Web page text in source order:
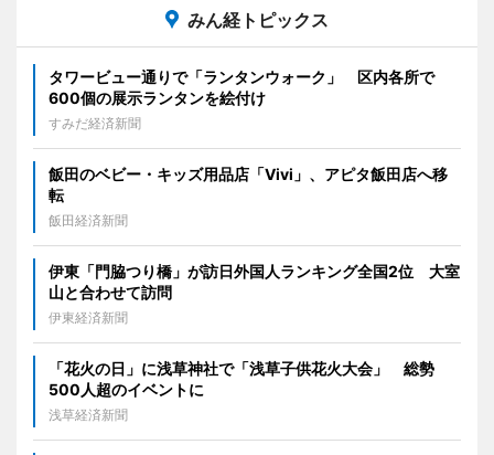
みん経トピックス
タワービュー通りで「ランタンウォーク」 区内各所で
600個の展示ランタンを絵付け
すみだ経済新聞
飯田のベビー・キッズ用品店「Vivi」、アピタ飯田店へ移
転
飯田経済新聞
伊東「門脇つり橋」が訪日外国人ランキング全国2位 大室
山と合わせて訪問
伊東経済新聞
「花火の日」に浅草神社で「浅草子供花火大会」 総勢
500人超のイベントに
浅草経済新聞